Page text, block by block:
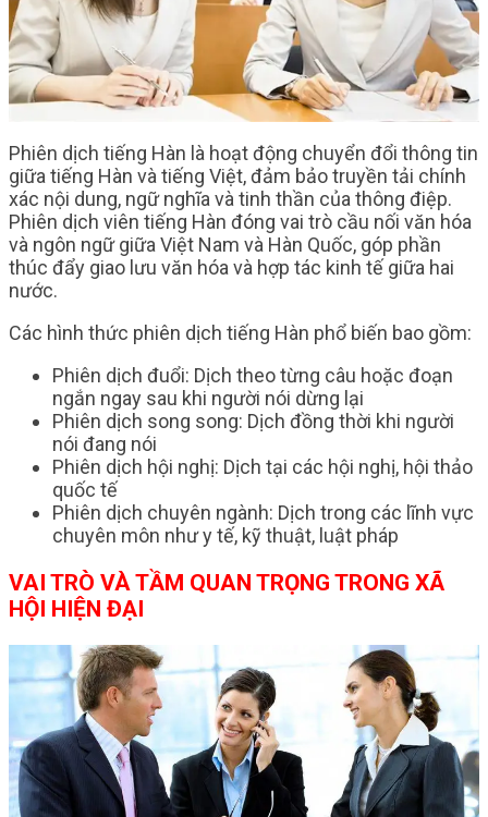
Phiên dịch tiếng Hàn là hoạt động chuyển đổi thông tin
giữa tiếng Hàn và tiếng Việt, đảm bảo truyền tải chính
xác nội dung, ngữ nghĩa và tinh thần của thông điệp.
Phiên dịch viên tiếng Hàn đóng vai trò cầu nối văn hóa
và ngôn ngữ giữa Việt Nam và Hàn Quốc, góp phần
thúc đẩy giao lưu văn hóa và hợp tác kinh tế giữa hai
nước.
Các hình thức phiên dịch tiếng Hàn phổ biến bao gồm:
Phiên dịch đuổi: Dịch theo từng câu hoặc đoạn
ngắn ngay sau khi người nói dừng lại
Phiên dịch song song: Dịch đồng thời khi người
nói đang nói
Phiên dịch hội nghị: Dịch tại các hội nghị, hội thảo
quốc tế
Phiên dịch chuyên ngành: Dịch trong các lĩnh vực
chuyên môn như y tế, kỹ thuật, luật pháp
VAI TRÒ VÀ TẦM QUAN TRỌNG TRONG XÃ
HỘI HIỆN ĐẠI